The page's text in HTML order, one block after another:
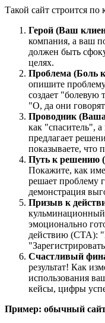
Такой сайт строится по
Герой (Ваш
компания, а ваш
должен быть
целях.
Проблема (Боль
опишите
создает "болевую
"О, да они
Проводник
как "спаситель",
предлагает
показываете, что
Путь к решению
Покажите, как
решает проблему
демонстрация
Призыв к
кульминационный
эмоционально
действию (CTA):
Счастливый
результат! Как
использования
кейсы, цифры
Пример: обычный сайт